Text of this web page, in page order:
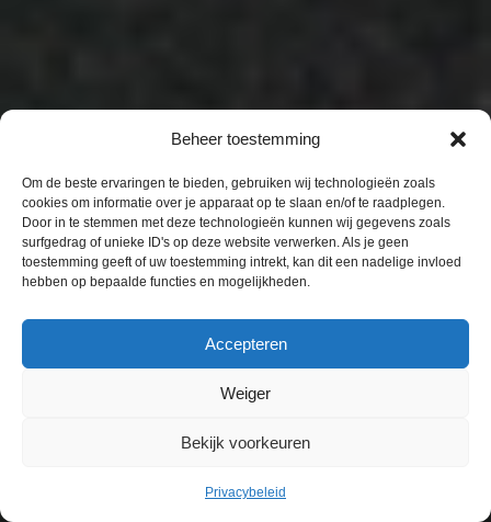
Beheer toestemming
Om de beste ervaringen te bieden, gebruiken wij technologieën zoals
cookies om informatie over je apparaat op te slaan en/of te raadplegen.
Door in te stemmen met deze technologieën kunnen wij gegevens zoals
surfgedrag of unieke ID's op deze website verwerken. Als je geen
toestemming geeft of uw toestemming intrekt, kan dit een nadelige invloed
hebben op bepaalde functies en mogelijkheden.
Accepteren
Weiger
Bekijk voorkeuren
Privacybeleid